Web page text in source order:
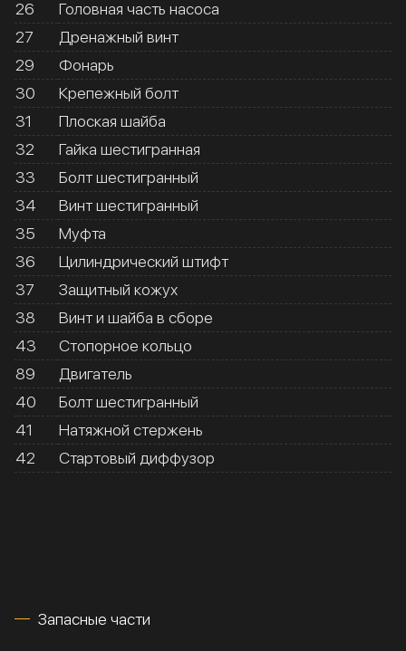
26
Головная часть насоса
27
Дренажный винт
29
Фонарь
30
Крепежный болт
31
Плоская шайба
32
Гайка шестигранная
33
Болт шестигранный
34
Винт шестигранный
35
Муфта
36
Цилиндрический штифт
37
Защитный кожух
38
Винт и шайба в сборе
43
Стопорное кольцо
89
Двигатель
40
Болт шестигранный
41
Натяжной стержень
42
Стартовый диффузор
Запасные части